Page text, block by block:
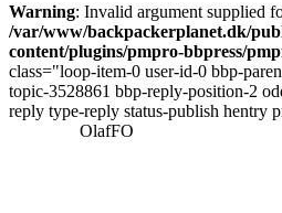
Warning: Invalid argument supplied
/var/www/backpackerplanet.dk/
content/plugins/pmpro-bbpress/
class="loop-item-0 user-id-0 bbp-
topic-3528861 bbp-reply-position-2
reply type-reply status-publish hentry
OlafFO